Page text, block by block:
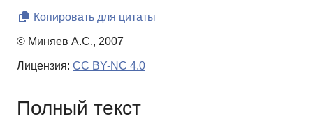
Копировать для цитаты
© Миняев А.С., 2007
Лицензия: CC BY-NC 4.0
Полный текст